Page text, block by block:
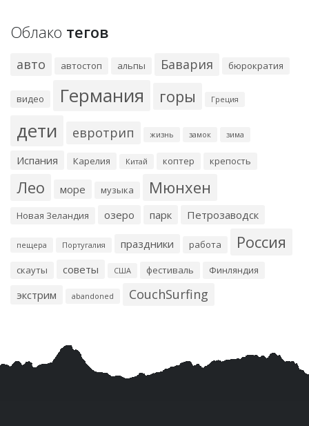
Облако тегов
авто автостоп альпы Бавария бюрократия
видео Германия горы Греция
дети евротрип жизнь замок зима
Испания Карелия Китай коптер крепость
Лео море музыка Мюнхен
Новая Зеландия озеро парк Петрозаводск
пещера Португалия праздники работа Россия
скауты советы США фестиваль Финляндия
экстрим abandoned CouchSurfing